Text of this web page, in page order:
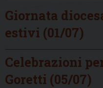
Giornata
estivi (01/07)
Celebrazioni
Goretti (05/07)